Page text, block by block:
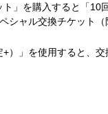
ト」を購入すると「
シャル交換チケット
）」を使用すると、